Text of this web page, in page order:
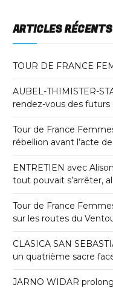
ARTICLES RÉCENTS
TOUR DE FRANCE
AUBEL-THIMISTER-
rendez-vous des
Tour de France
rébellion avant l’acte
ENTRETIEN avec
tout pouvait s’arrêter,
Tour de France
sur les routes du
CLASICA SAN
un quatrième sacre
JARNO WIDAR